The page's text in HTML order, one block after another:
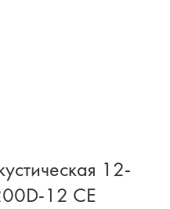
12-
12 CE